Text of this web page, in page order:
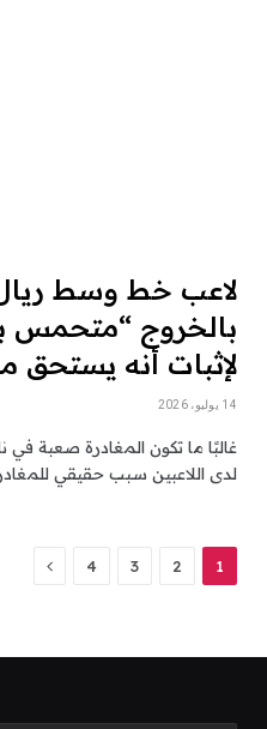
لاعب خط وسط
بالخروج “متحمس
لإثبات أنه يستحق
14 يوليو، 2026
غالبًا ما تكون المغادرة صعبة في
لدى اللاعبين سبب حقيقي
1
2
3
4 التالي